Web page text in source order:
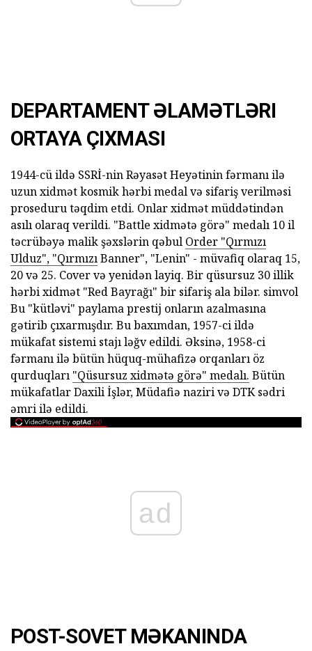
DEPARTAMENT ƏLAMƏTLƏRI
ORTAYA ÇIXMASI
1944-cü ildə SSRİ-nin Rəyasət Heyətinin fərmanı ilə
uzun xidmət kosmik hərbi medal və sifariş verilməsi
proseduru təqdim etdi. Onlar xidmət müddətindən
asılı olaraq verildi. "Battle xidmətə görə" medalı 10 il
təcrübəyə malik şəxslərin qəbul Order "Qırmızı
Ulduz", "QırmızıBanner", "Lenin" - müvafiq olaraq 15,
20 və 25. Cover və yenidən layiq. Bir qüsursuz 30 illik
hərbi xidmət "Red Bayrağı" bir sifariş ala bilər. simvol
Bu "kütləvi" paylama prestij onların azalmasına
gətirib çıxarmışdır. Bu baxımdan, 1957-ci ildə
mükafat sistemi stajı ləğv edildi. Əksinə, 1958-ci
fərmanı ilə bütün hüquq-mühafizə orqanları öz
qurduqları "Qüsursuz xidmətə görə" medalı. Bütün
mükafatlar Daxili İşlər, Müdafiə naziri və DTK sədri
əmri ilə edildi.
ad
POST-SOVET MƏKANINDA